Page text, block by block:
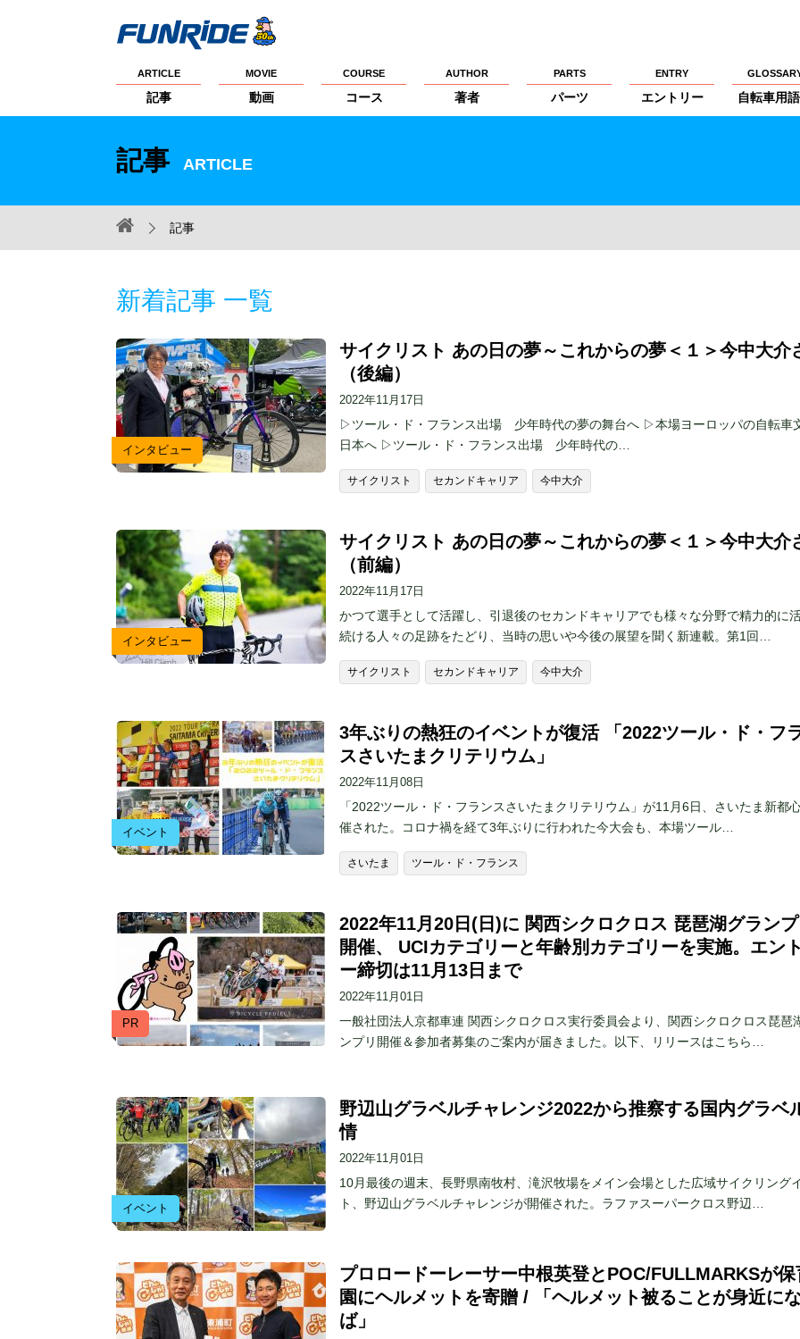
ARTICLE
記事
MOVIE
動画
COURSE
コース
AUTHOR
著者
PARTS
パーツ
ENTRY
エントリー 自転車用
記事 ARTICLE
記事
新着記事 一覧
インタビュー
サイクリスト あの日の夢～これからの夢＜１＞今中大介
（後編）
2022年11月17日
▷ツール・ド・フランス出場 少年時代の夢の舞台へ ▷本場ヨーロッパの自転車
日本へ ▷ツール・ド・フランス出場 少年時代の…
サイクリスト セカンドキャリア 今中大介
インタビュー
サイクリスト あの日の夢～これからの夢＜１＞今中大介
（前編）
2022年11月17日
かつて選手として活躍し、引退後のセカンドキャリアでも様々な分野で精力的に
続ける人々の足跡をたどり、当時の思いや今後の展望を聞く新連載。第1回…
サイクリスト セカンドキャリア 今中大介
イベント
3年ぶりの熱狂のイベントが復活 「2022ツール・ド・フ
スさいたまクリテリウム」
2022年11月08日
「2022ツール・ド・フランスさいたまクリテリウム」が11月6日、さいたま新都
催された。コロナ禍を経て3年ぶりに行われた今大会も、本場ツール…
さいたま ツール・ド・フランス
PR
2022年11月20日(日)に 関西シクロクロス 琵琶湖グランプ
開催、 UCIカテゴリーと年齢別カテゴリーを実施。エン
ー締切は11月13日まで
2022年11月01日
一般社団法人京都車連 関西シクロクロス実行委員会より、関西シクロクロス琵琶
ンプリ開催＆参加者募集のご案内が届きました。以下、リリースはこちら…
イベント
野辺山グラベルチャレンジ2022から推察する国内グラベ
情
2022年11月01日
10月最後の週末、長野県南牧村、滝沢牧場をメイン会場とした広域サイクリング
ト、野辺山グラベルチャレンジが開催された。ラファスーパークロス野辺…
プロロードーレーサー中根英登とPOC/FULLMARKSが保
園にヘルメットを寄贈 / 「ヘルメット被ることが身近に
ば」